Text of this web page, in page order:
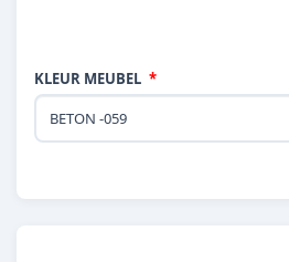
KLEUR MEUBEL